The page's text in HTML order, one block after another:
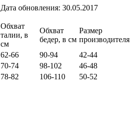
Дата обновления: 30.05.2017
Обхват
талии, в
см
Обхват
бедер, в см
Размер
производителя
62-66 90-94
42-44
70-74 98-102
46-48
78-82 106-110
50-52